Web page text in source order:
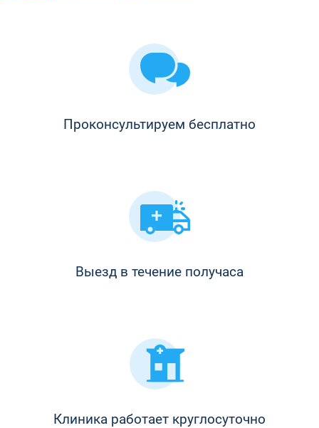
Проконсультируем бесплатно
Выезд в течение получаса
Клиника работает круглосуточно